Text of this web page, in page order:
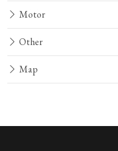
Motor
Other
Map